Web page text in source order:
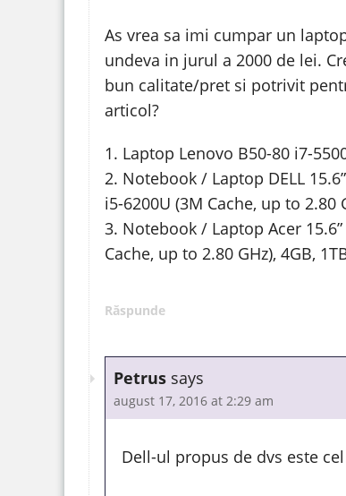
As vrea sa imi cumpar un
undeva in jurul a 2000 de lei.
bun calitate/pret si potrivit
articol?
1. Laptop Lenovo B50-80 i7-
2. Notebook / Laptop DELL
i5-6200U (3M Cache, up to 2.80
3. Notebook / Laptop Acer
Cache, up to 2.80 GHz), 4GB,
Răspunde
Petrus says
august 17, 2016 at 2:29 am
Dell-ul propus de dvs este